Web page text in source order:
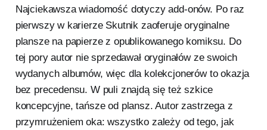
Najciekawsza wiadomość dotyczy add-onów. Po raz
pierwszy w karierze Skutnik zaoferuje oryginalne
plansze na papierze z opublikowanego komiksu. Do
tej pory autor nie sprzedawał oryginałów ze swoich
wydanych albumów, więc dla kolekcjonerów to okazja
bez precedensu. W puli znajdą się też szkice
koncepcyjne, tańsze od plansz. Autor zastrzega z
przymrużeniem oka: wszystko zależy od tego, jak